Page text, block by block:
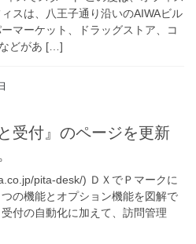
スは、八王子通り沿いのAIWAビル
マーケット、ドラッグストア、コ
どがあ […]
受付』のページを更新
pita-desk/) ＤＸでＰマークに
の機能とオプション機能を図解で
付の自動化に加えて、訪問管理